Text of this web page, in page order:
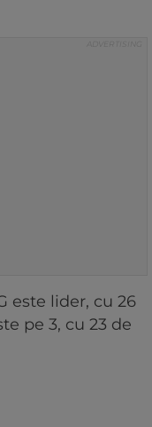
este lider, cu 26
pe 3, cu 23 de